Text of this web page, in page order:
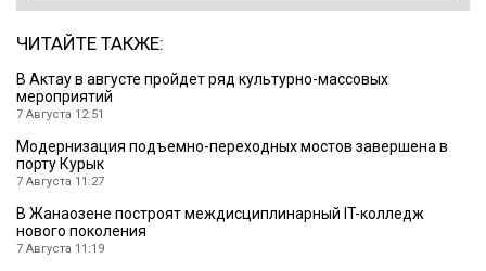
ЧИТАЙТЕ ТАКЖЕ:
В Актау в августе пройдет ряд культурно-массовых
мероприятий
7 Августа 12:51
Модернизация подъемно-переходных мостов завершена в
порту Курык
7 Августа 11:27
В Жанаозене построят междисциплинарный IT-колледж
нового поколения
7 Августа 11:19